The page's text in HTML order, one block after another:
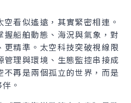
看似遙遠，其實緊密相連。
船舶動態、海況與氣象，對
更精準。太空科技突破視線限
管理與環境、生態監控串接成
不再是兩個孤立的世界，而是
。